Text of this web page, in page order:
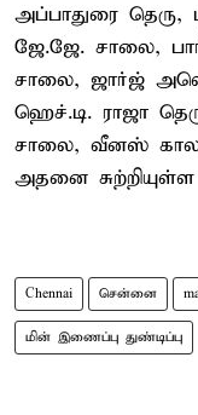
அப்பாதுரை தெரு,
ஜே.ஜே. சாலை,
சாலை, ஜார்ஜ்
ஹெச்.டி. ராஜா
சாலை, வீனஸ்
அதனை சுற்றியுள்ள
Chennai சென்னை
மின் இணைப்பு துண்டிப்பு